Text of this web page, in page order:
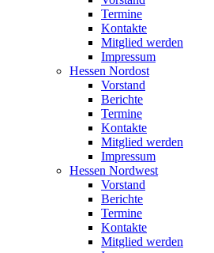
Termine
Kontakte
Mitglied werden
Impressum
Hessen Nordost
Vorstand
Berichte
Termine
Kontakte
Mitglied werden
Impressum
Hessen Nordwest
Vorstand
Berichte
Termine
Kontakte
Mitglied werden